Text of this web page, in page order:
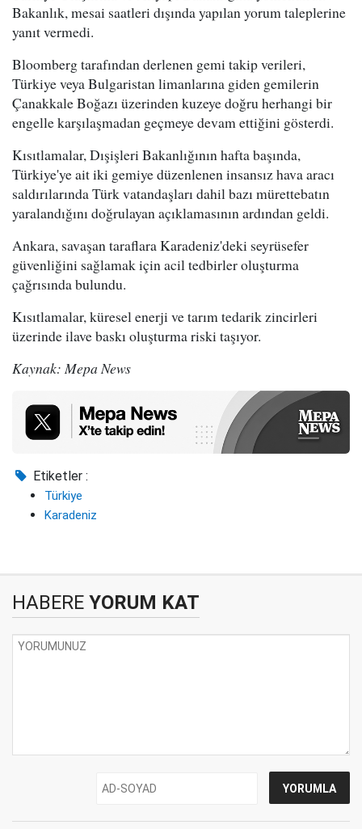
Bakanlık, mesai saatleri dışında yapılan yorum taleplerine
yanıt vermedi.
Bloomberg tarafından derlenen gemi takip verileri,
Türkiye veya Bulgaristan limanlarına giden gemilerin
Çanakkale Boğazı üzerinden kuzeye doğru herhangi bir
engelle karşılaşmadan geçmeye devam ettiğini gösterdi.
Kısıtlamalar, Dışişleri Bakanlığının hafta başında,
Türkiye'ye ait iki gemiye düzenlenen insansız hava aracı
saldırılarında Türk vatandaşları dahil bazı mürettebatın
yaralandığını doğrulayan açıklamasının ardından geldi.
Ankara, savaşan taraflara Karadeniz'deki seyrüsefer
güvenliğini sağlamak için acil tedbirler oluşturma
çağrısında bulundu.
Kısıtlamalar, küresel enerji ve tarım tedarik zincirleri
üzerinde ilave baskı oluşturma riski taşıyor.
Kaynak: Mepa News
Etiketler :
Türkiye
Karadeniz
HABERE YORUM KAT